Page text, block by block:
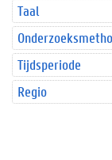
Taal
Tijdsperiode
Regio